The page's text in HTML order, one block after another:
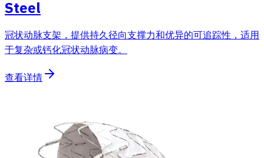
Steel
冠状动脉支架，提供持久径向支撑力和优异的可追踪性，适用
于复杂或钙化冠状动脉病变。
查看详情